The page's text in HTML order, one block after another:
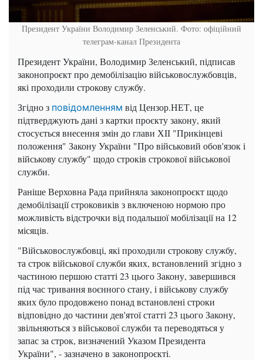
Президент України Володимир Зеленський. Фото: офіційний
телеграм-канал Президента
Президент України, Володимир Зеленський, підписав
законопроєкт про демобілізацію військовослужбовців,
які проходили строкову службу.
Згідно з повідомленням від Цензор.НЕТ, це
підтверджують дані з картки проєкту закону, який
стосується внесення змін до глави ХІІ "Прикінцеві
положення" Закону України "Про військовий обов'язок і
військову службу" щодо строків строкової військової
служби.
Раніше Верховна Рада прийняла законопроєкт щодо
демобілізації строковиків з включеною нормою про
можливість відстрочки від подальшої мобілізації на 12
місяців.
"Військовослужбовці, які проходили строкову службу,
та строк військової служби яких, встановлений згідно з
частиною першою статті 23 цього Закону, завершився
під час тривання воєнного стану, і військову службу
яких було продовжено понад встановлені строки
відповідно до частини дев'ятої статті 23 цього Закону,
звільняються з військової служби та переводяться у
запас за строк, визначений Указом Президента
України", - зазначено в законопроєкті.